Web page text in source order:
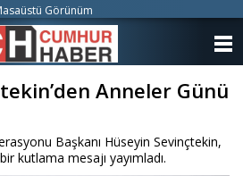
Anneler Günü
Başkanı Hüseyin Sevinçtekin,
kutlama mesajı yayımladı.
Görünüm
KATEGORİLER
ANKETLER